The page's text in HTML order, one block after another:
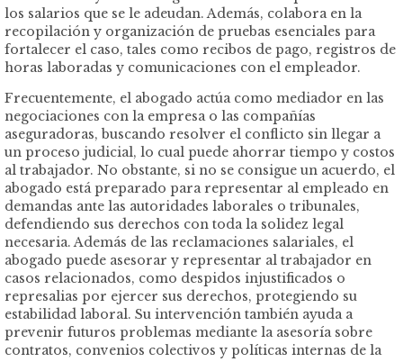
los salarios que se le adeudan. Además, colabora en la
recopilación y organización de pruebas esenciales para
fortalecer el caso, tales como recibos de pago, registros de
horas laboradas y comunicaciones con el empleador.
Frecuentemente, el abogado actúa como mediador en las
negociaciones con la empresa o las compañías
aseguradoras, buscando resolver el conflicto sin llegar a
un proceso judicial, lo cual puede ahorrar tiempo y costos
al trabajador. No obstante, si no se consigue un acuerdo, el
abogado está preparado para representar al empleado en
demandas ante las autoridades laborales o tribunales,
defendiendo sus derechos con toda la solidez legal
necesaria. Además de las reclamaciones salariales, el
abogado puede asesorar y representar al trabajador en
casos relacionados, como despidos injustificados o
represalias por ejercer sus derechos, protegiendo su
estabilidad laboral. Su intervención también ayuda a
prevenir futuros problemas mediante la asesoría sobre
contratos, convenios colectivos y políticas internas de la